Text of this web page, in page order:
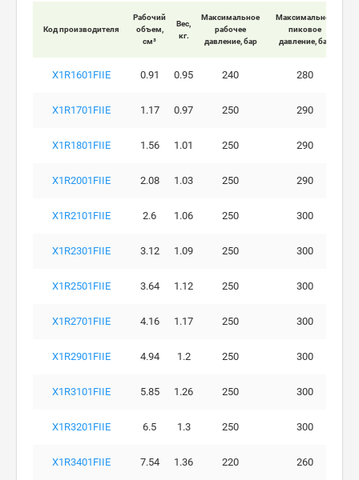
Код производителя
Рабочий
объем,
см³
Вес,
кг.
Максимальное
рабочее
давление, бар
Максимальное
пиковое
давление, бар
X1R1601FIIE 0.91 0.95 240 280
X1R1701FIIE 1.17 0.97 250 290
X1R1801FIIE 1.56 1.01 250 290
X1R2001FIIE 2.08 1.03 250 290
X1R2101FIIE 2.6 1.06 250 300
X1R2301FIIE 3.12 1.09 250 300
X1R2501FIIE 3.64 1.12 250 300
X1R2701FIIE 4.16 1.17 250 300
X1R2901FIIE 4.94 1.2 250 300
X1R3101FIIE 5.85 1.26 250 300
X1R3201FIIE 6.5 1.3 250 300
X1R3401FIIE 7.54 1.36 220 260